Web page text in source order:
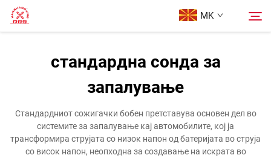
MK
Продукти
За Нас
стандардна сонда за
запалување
Стандардниот сожигачки бобен претставува основен дел во
системите за запалување кај автомобилите, кој ја
трансформира струјата со низок напон од батеријата во струја
со висок напон, неопходна за создавање на искрата во